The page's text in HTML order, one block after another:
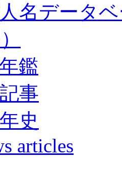
名データ
鑑
事
史
articles